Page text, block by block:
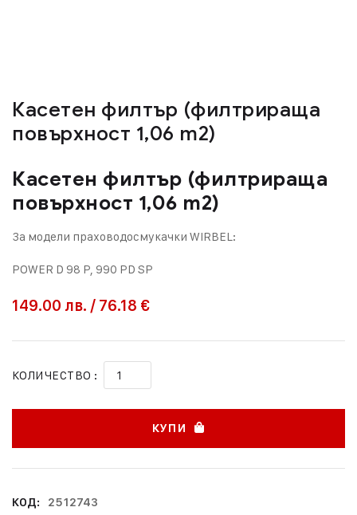
Касетен филтър (филтрираща
повърхност 1,06 m2)
Касетен филтър (филтрираща
повърхност 1,06 m2)
За модели праховодосмукачки WIRBEL:
POWER D 98 P, 990 PD SP
149.00 лв. / 76.18 €
КОЛИЧЕСТВО :
КУПИ
КОД:
2512743